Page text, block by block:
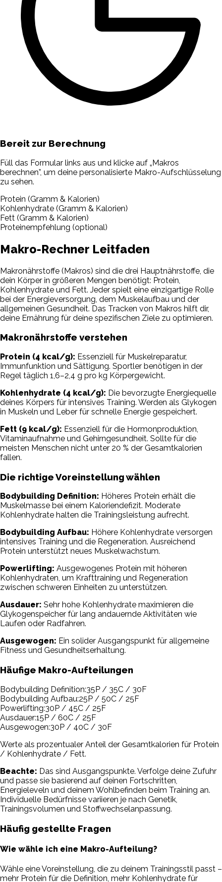
Bereit zur Berechnung
Füll das Formular links aus und klicke auf „Makros
berechnen”, um deine personalisierte Makro-Aufschlüsselung
zu sehen.
Protein (Gramm & Kalorien)
Kohlenhydrate (Gramm & Kalorien)
Fett (Gramm & Kalorien)
Proteinempfehlung (optional)
Makro-Rechner Leitfaden
Makronährstoffe (Makros) sind die drei Hauptnährstoffe, die
dein Körper in größeren Mengen benötigt: Protein,
Kohlenhydrate und Fett. Jeder spielt eine einzigartige Rolle
bei der Energieversorgung, dem Muskelaufbau und der
allgemeinen Gesundheit. Das Tracken von Makros hilft dir,
deine Ernährung für deine spezifischen Ziele zu optimieren.
Makronährstoffe verstehen
Protein (4 kcal/g): Essenziell für Muskelreparatur,
Immunfunktion und Sättigung. Sportler benötigen in der
Regel täglich 1,6–2,4 g pro kg Körpergewicht.
Kohlenhydrate (4 kcal/g): Die bevorzugte Energiequelle
deines Körpers für intensives Training. Werden als Glykogen
in Muskeln und Leber für schnelle Energie gespeichert.
Fett (9 kcal/g): Essenziell für die Hormonproduktion,
Vitaminaufnahme und Gehirngesundheit. Sollte für die
meisten Menschen nicht unter 20 % der Gesamtkalorien
fallen.
Die richtige Voreinstellung wählen
Bodybuilding Definition: Höheres Protein erhält die
Muskelmasse bei einem Kaloriendefizit. Moderate
Kohlenhydrate halten die Trainingsleistung aufrecht.
Bodybuilding Aufbau: Höhere Kohlenhydrate versorgen
intensives Training und die Regeneration. Ausreichend
Protein unterstützt neues Muskelwachstum.
Powerlifting: Ausgewogenes Protein mit höheren
Kohlenhydraten, um Krafttraining und Regeneration
zwischen schweren Einheiten zu unterstützen.
Ausdauer: Sehr hohe Kohlenhydrate maximieren die
Glykogenspeicher für lang andauernde Aktivitäten wie
Laufen oder Radfahren.
Ausgewogen: Ein solider Ausgangspunkt für allgemeine
Fitness und Gesundheitserhaltung.
Häufige Makro-Aufteilungen
Bodybuilding Definition:35P / 35C / 30F
Bodybuilding Aufbau:25P / 50C / 25F
Powerlifting:30P / 45C / 25F
Ausdauer:15P / 60C / 25F
Ausgewogen:30P / 40C / 30F
Werte als prozentualer Anteil der Gesamtkalorien für Protein
/ Kohlenhydrate / Fett.
Beachte: Das sind Ausgangspunkte. Verfolge deine Zufuhr
und passe sie basierend auf deinen Fortschritten,
Energieleveln und deinem Wohlbefinden beim Training an.
Individuelle Bedürfnisse variieren je nach Genetik,
Trainingsvolumen und Stoffwechselanpassung.
Häufig gestellte Fragen
Wie wähle ich eine Makro-Aufteilung?
Wähle eine Voreinstellung, die zu deinem Trainingsstil passt –
mehr Protein für die Definition, mehr Kohlenhydrate für